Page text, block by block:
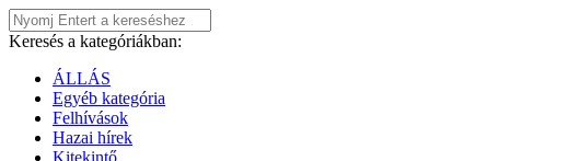
Keresés a kategóriákban:
ÁLLÁS
Egyéb kategória
Felhívások
Hazai hírek
Kitekintő